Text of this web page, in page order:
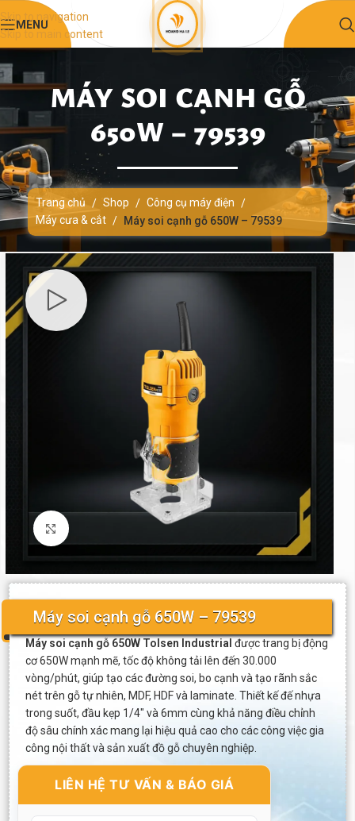
Skip to navigation
Skip to main content
MENU
MÁY SOI CẠNH GỖ
650W – 79539
Trang chủ / Shop / Công cụ máy điện /
Máy cưa & cắt / Máy soi cạnh gỗ 650W – 79539
Click to enlarge
Máy soi cạnh gỗ 650W – 79539
Máy soi cạnh gỗ 650W Tolsen Industrial được trang bị động
cơ 650W mạnh mẽ, tốc độ không tải lên đến 30.000
vòng/phút, giúp tạo các đường soi, bo cạnh và tạo rãnh sắc
nét trên gỗ tự nhiên, MDF, HDF và laminate. Thiết kế đế nhựa
trong suốt, đầu kẹp 1/4″ và 6mm cùng khả năng điều chỉnh
độ sâu chính xác mang lại hiệu quả cao cho các công việc gia
công nội thất và sản xuất đồ gỗ chuyên nghiệp.
LIÊN HỆ TƯ VẤN & BÁO GIÁ